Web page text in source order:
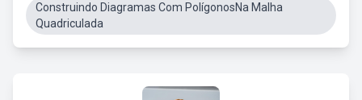
Construindo Diagramas Com PolígonosNa Malha
Quadriculada